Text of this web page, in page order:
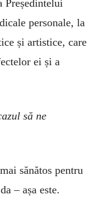
Președintelui
personale, la
și artistice, care
ei și a
să ne
sănătos pentru
– așa este.